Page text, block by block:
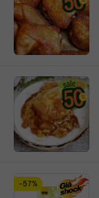
-57%